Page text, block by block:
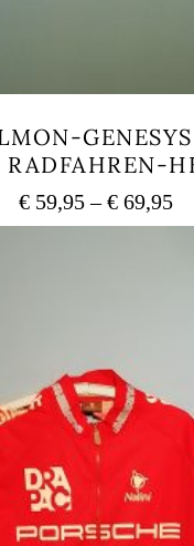
RADFAHREN-
€ 59,95 –€ 69,95
€
Optionen
können
auf
der
Produktseite
gewählt
werden